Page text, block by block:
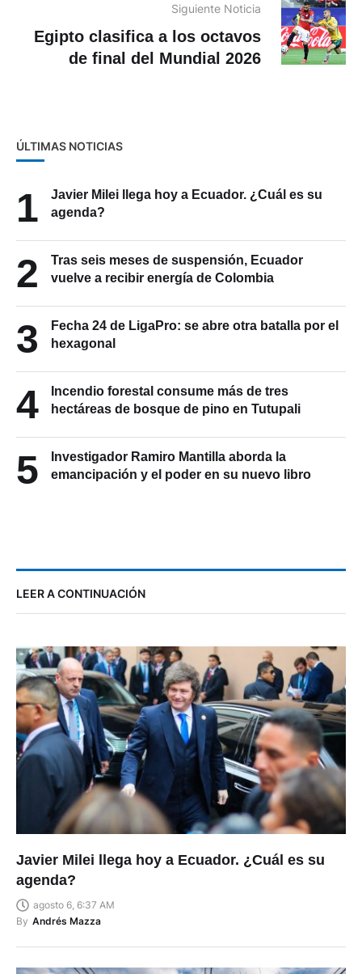
Siguiente Noticia
Egipto clasifica a los octavos
de final del Mundial 2026
ÚLTIMAS NOTICIAS
1
Javier Milei llega hoy a Ecuador. ¿Cuál es su
agenda?
2
Tras seis meses de suspensión, Ecuador
vuelve a recibir energía de Colombia
3
Fecha 24 de LigaPro: se abre otra batalla por el
hexagonal
4
Incendio forestal consume más de tres
hectáreas de bosque de pino en Tutupali
5
Investigador Ramiro Mantilla aborda la
emancipación y el poder en su nuevo libro
LEER A CONTINUACIÓN
Javier Milei llega hoy a Ecuador. ¿Cuál es su
agenda?
agosto 6, 6:37 AM
By Andrés Mazza